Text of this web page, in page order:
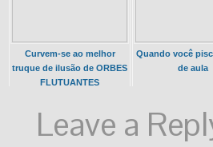
Curvem-se ao melhor
truque de ilusão de ORBES
FLUTUANTES
Quando você
de aula
Leave a